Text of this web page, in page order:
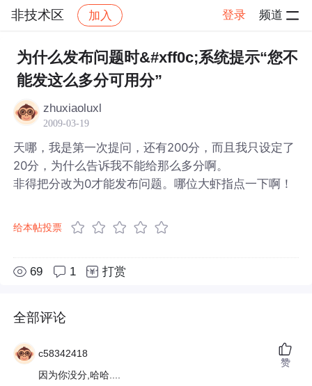
非技术区 加入 登录 频道
社区 非技术区 帖子详情
为什么发布问题时&#xff0c;系统提示“您不
能发这么多分可用分”
zhuxiaoluxl
2009-03-19
天哪，我是第一次提问，还有200分，而且我只设定了
20分，为什么告诉我不能给那么多分啊。
非得把分改为0才能发布问题。哪位大虾指点一下啊！
给本帖投票
69 1 打赏
全部评论
c58342418
因为你没分,哈哈....
赞